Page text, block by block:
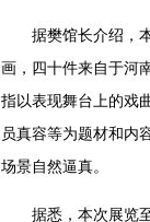
据樊馆长介绍，本
画，四十件来自于河
指以表现舞台上的戏
员真容等为题材和内
场景自然逼真。
据悉，本次展览至